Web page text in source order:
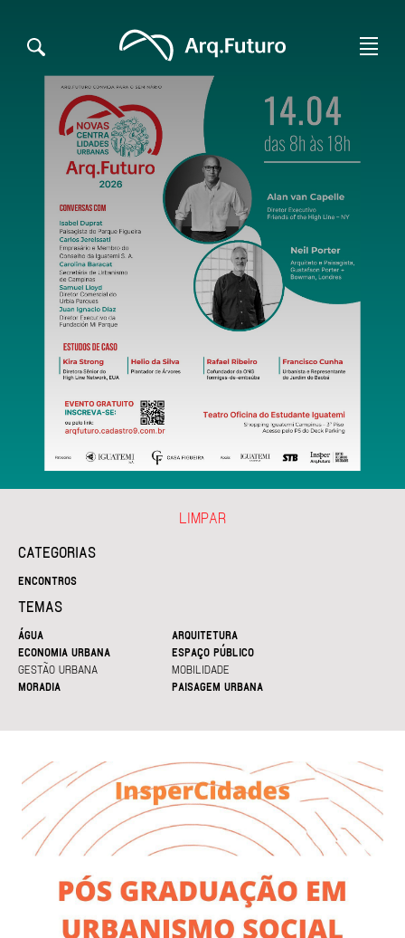
CATEGORIAS
ENCONTROS
TEMAS
ÁGUA
ARQUITETURA
ECONOMIA URBANA
ESPAÇO PÚBLICO
GESTÃO URBANA
MOBILIDADE
MORADIA
PAISAGEM URBANA
LIMPAR